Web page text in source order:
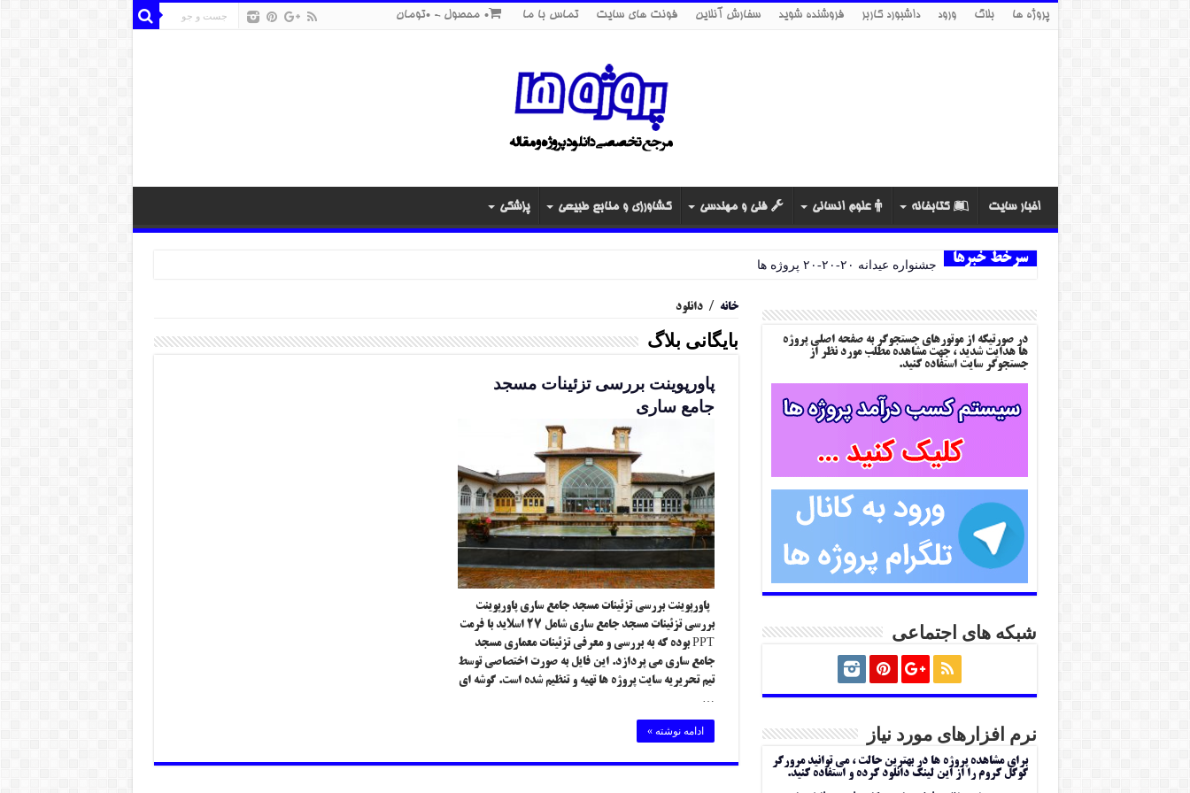
پروژه ها بلاگ ورود داشبورد کاربر فروشنده شوید سفارش آنلاین فونت های سایت تماس با ما 0 محصول 0تومان
اخبار سایت کتابخانه علوم انسانی فنی و مهندسی کشاورزی و منابع طبیعی پزشکی
سرخط خبرها جشنواره عیدانه ۲۰-۲۰-۲۰ پروژه ها
خانه / دانلود
بایگانی بلاگ
پاورپوینت بررسی تزئینات مسجد
جامع ساری
پاورپوینت بررسی تزئینات مسجد جامع ساری پاورپوینت
بررسی تزئینات مسجد جامع ساری شامل ۲۷ اسلاید با فرمت
PPT بوده که به بررسی و معرفی تزئینات معماری مسجد
جامع ساری می پردازد. این فایل به صورت اختصاصی توسط
تیم تحریریه سایت پروژه ها تهیه و تنظیم شده است. گوشه ای
…
ادامه نوشته »
در صورتیکه از موتورهای جستجوگر به صفحه اصلی پروژه
ها هدایت شدید ، جهت مشاهده مطلب مورد نظر از
جستجوگر سایت استفاده کنید.
شبکه های اجتماعی
نرم افزارهای مورد نیاز
برای مشاهده پروژه ها در بهترین حالت ، می توانید مرورگر
گوگل کروم را از این لینک دانلود کرده و استفاده کنید.